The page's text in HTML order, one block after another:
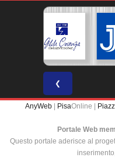
❮
AnyWeb PisaOnline |
Portale Web
Questo portale aderisce al